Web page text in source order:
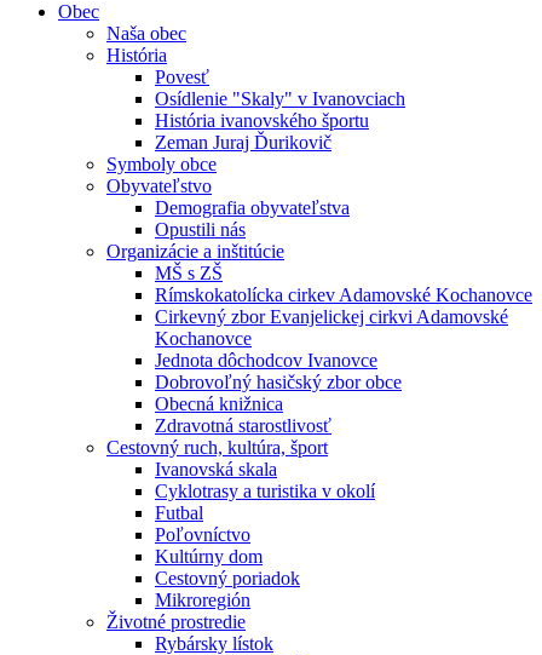
Obec
Naša obec
História
Povesť
Osídlenie "Skaly" v Ivanovciach
História ivanovského športu
Zeman Juraj Ďurikovič
Symboly obce
Obyvateľstvo
Demografia obyvateľstva
Opustili nás
Organizácie a inštitúcie
MŠ s ZŠ
Rímskokatolícka cirkev Adamovské Kochanovce
Cirkevný zbor Evanjelickej cirkvi Adamovské
Kochanovce
Jednota dôchodcov Ivanovce
Dobrovoľný hasičský zbor obce
Obecná knižnica
Zdravotná starostlivosť
Cestovný ruch, kultúra, šport
Ivanovská skala
Cyklotrasy a turistika v okolí
Futbal
Poľovníctvo
Kultúrny dom
Cestovný poriadok
Mikroregión
Životné prostredie
Rybársky lístok